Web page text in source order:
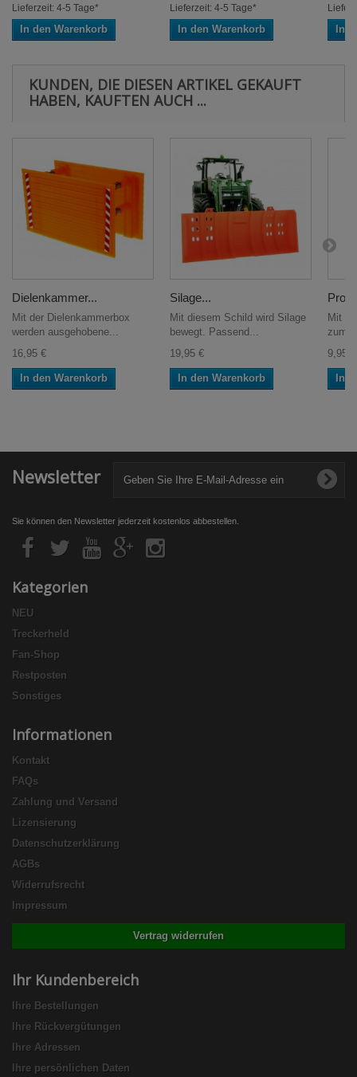
Lieferzeit: 4-5 Tage*
In den Warenkorb
Lieferzeit: 4-5 Tage*
In den Warenkorb In
KUNDEN, DIE DIESEN ARTIKEL GEKAUFT
HABEN, KAUFTEN AUCH ...
Dielenkammer...
Mit der Dielenkammerbox
werden ausgehobene...
16,95 €
In den Warenkorb
Silage...
Mit diesem Schild wird Silage
bewegt. Passend...
19,95 €
In den Warenkorb
Mit
zum
9,95 €
In
Newsletter
Sie können den Newsletter jederzeit kostenlos abbestellen.
Kategorien
NEU
Treckerheld
Fan-Shop
Restposten
Sonstiges
Informationen
Kontakt
FAQs
Zahlung und Versand
Lizensierung
Datenschutzerklärung
AGBs
Widerrufsrecht
Impressum
Vertrag widerrufen
Ihr Kundenbereich
Ihre Bestellungen
Ihre Rückvergütungen
Ihre Adressen
Ihre persönlichen Daten